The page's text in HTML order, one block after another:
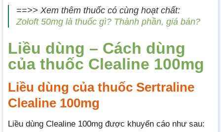
==>> Xem thêm thuốc có cùng hoạt chất:
Zoloft 50mg là thuốc gì? Thành phần, giá bán?
Liều dùng – Cách dùng
của thuốc Clealine 100mg
Liều dùng của thuốc Sertraline
Clealine 100mg
Liều dùng Clealine 100mg được khuyến cáo như sau: